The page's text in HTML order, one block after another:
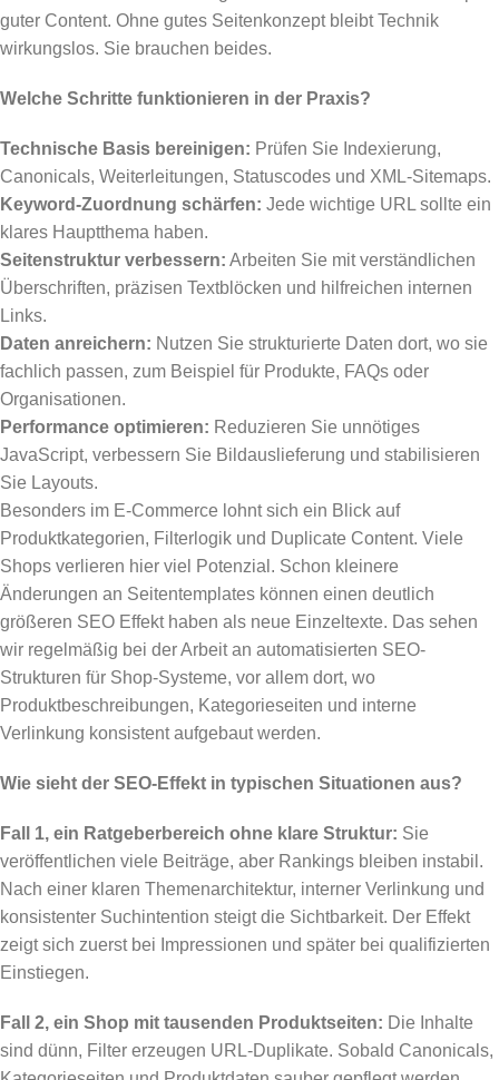
guter Content. Ohne gutes Seitenkonzept bleibt Technik
wirkungslos. Sie brauchen beides.
Welche Schritte funktionieren in der Praxis?
Technische Basis bereinigen: Prüfen Sie Indexierung,
Canonicals, Weiterleitungen, Statuscodes und XML-Sitemaps.
Keyword-Zuordnung schärfen: Jede wichtige URL sollte ein
klares Hauptthema haben.
Seitenstruktur verbessern: Arbeiten Sie mit verständlichen
Überschriften, präzisen Textblöcken und hilfreichen internen
Links.
Daten anreichern: Nutzen Sie strukturierte Daten dort, wo sie
fachlich passen, zum Beispiel für Produkte, FAQs oder
Organisationen.
Performance optimieren: Reduzieren Sie unnötiges
JavaScript, verbessern Sie Bildauslieferung und stabilisieren
Sie Layouts.
Besonders im E-Commerce lohnt sich ein Blick auf
Produktkategorien, Filterlogik und Duplicate Content. Viele
Shops verlieren hier viel Potenzial. Schon kleinere
Änderungen an Seitentemplates können einen deutlich
größeren SEO Effekt haben als neue Einzeltexte. Das sehen
wir regelmäßig bei der Arbeit an automatisierten SEO-
Strukturen für Shop-Systeme, vor allem dort, wo
Produktbeschreibungen, Kategorieseiten und interne
Verlinkung konsistent aufgebaut werden.
Wie sieht der SEO-Effekt in typischen Situationen aus?
Fall 1, ein Ratgeberbereich ohne klare Struktur: Sie
veröffentlichen viele Beiträge, aber Rankings bleiben instabil.
Nach einer klaren Themenarchitektur, interner Verlinkung und
konsistenter Suchintention steigt die Sichtbarkeit. Der Effekt
zeigt sich zuerst bei Impressionen und später bei qualifizierten
Einstiegen.
Fall 2, ein Shop mit tausenden Produktseiten: Die Inhalte
sind dünn, Filter erzeugen URL-Duplikate. Sobald Canonicals,